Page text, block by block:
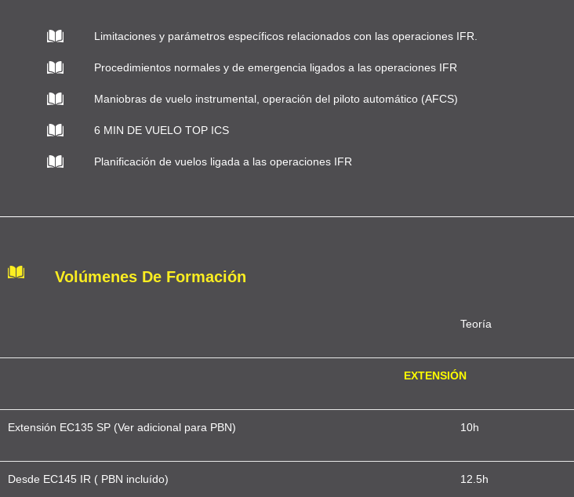
Limitaciones y parámetros específicos relacionados con las operaciones IFR.
Procedimientos normales y de emergencia ligados a las operaciones IFR
Maniobras de vuelo instrumental, operación del piloto automático (AFCS)
6 MIN DE VUELO TOP ICS
Planificación de vuelos ligada a las operaciones IFR
Volúmenes De Formación
Teoría
EXTENSIÓN
Extensión EC135 SP (Ver adicional para PBN) 10h
Desde EC145 IR ( PBN incluído) 12.5h